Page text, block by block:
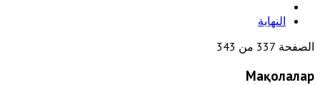
النهاية
الصفحة 337 من 343
Мақолалар